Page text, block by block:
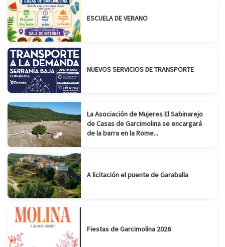
ESCUELA DE VERANO
NUEVOS SERVICIOS DE TRANSPORTE
La Asociación de Mujeres El Sabinarejo
de Casas de Garcimolina se encargará
de la barra en la Rome...
A licitación el puente de Garaballa
Fiestas de Garcimolina 2026